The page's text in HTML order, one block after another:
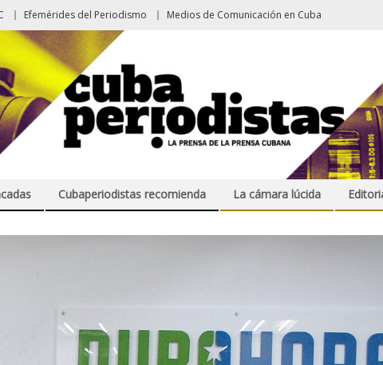
Efemérides del Periodismo Medios de Comunicación en Cuba
Cubaperiodistas recomienda La cámara lúcida